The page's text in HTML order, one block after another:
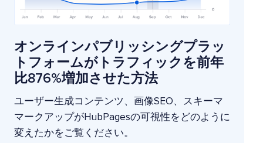
オンラインパブリッシングプラッ
トフォームがトラフィックを前年
比876%増加させた方法
ユーザー生成コンテンツ、画像SEO、スキーマ
マークアップがHubPagesの可視性をどのように
変えたかをご覧ください。